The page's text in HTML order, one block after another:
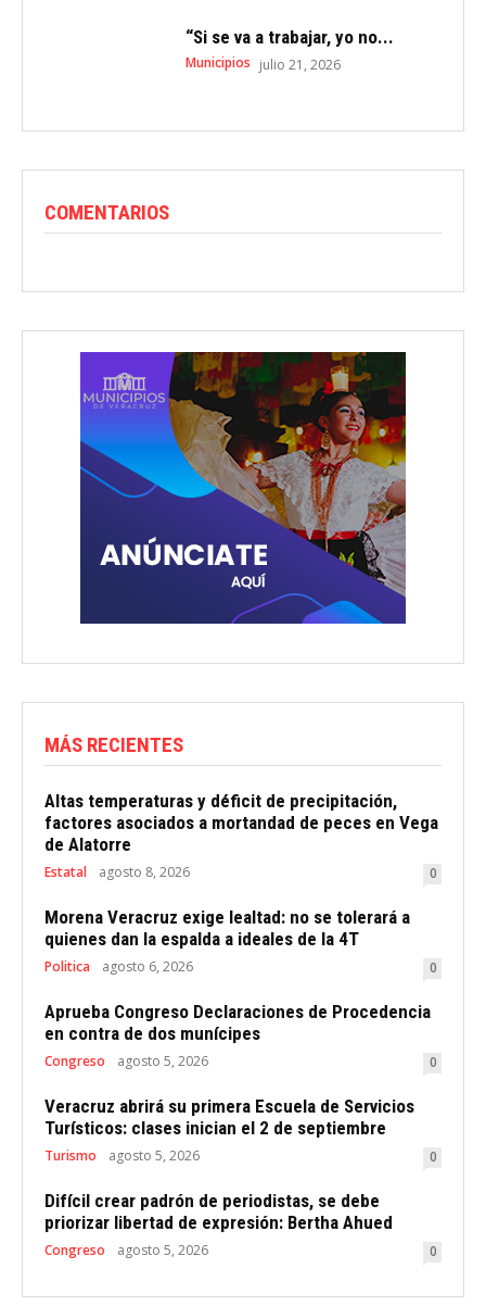
“Si se va a trabajar, yo no...
Municipios julio 21, 2026
COMENTARIOS
MÁS RECIENTES
Altas temperaturas y déficit de precipitación,
factores asociados a mortandad de peces en Vega
de Alatorre
Estatal agosto 8, 2026 0
Morena Veracruz exige lealtad: no se tolerará a
quienes dan la espalda a ideales de la 4T
Politica agosto 6, 2026 0
Aprueba Congreso Declaraciones de Procedencia
en contra de dos munícipes
Congreso agosto 5, 2026 0
Veracruz abrirá su primera Escuela de Servicios
Turísticos: clases inician el 2 de septiembre
Turismo agosto 5, 2026 0
Difícil crear padrón de periodistas, se debe
priorizar libertad de expresión: Bertha Ahued
Congreso agosto 5, 2026 0